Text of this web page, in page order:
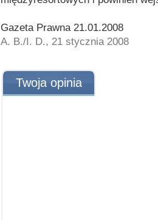
Gazeta Prawna 21.01.2008
A. B./I. D., 21 stycznia 2008
Twoja opinia